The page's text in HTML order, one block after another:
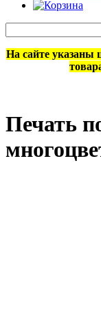
На сайте указаны
Печать